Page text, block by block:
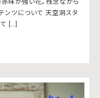
味が強い花。残念ながら
ツについて 天空洞スタ
[…]